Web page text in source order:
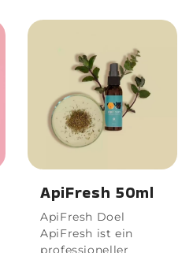
ApiFresh 50ml
ApiFresh Doel
ApiFresh ist ein
professioneller